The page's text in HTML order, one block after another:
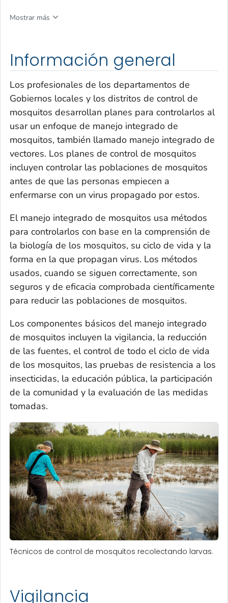
Información general
Los profesionales de los departamentos de
Gobiernos locales y los distritos de control de
mosquitos desarrollan planes para controlarlos al
usar un enfoque de manejo integrado de
mosquitos, también llamado manejo integrado de
vectores. Los planes de control de mosquitos
incluyen controlar las poblaciones de mosquitos
antes de que las personas empiecen a
enfermarse con un virus propagado por estos.
El manejo integrado de mosquitos usa métodos
para controlarlos con base en la comprensión de
la biología de los mosquitos, su ciclo de vida y la
forma en la que propagan virus. Los métodos
usados, cuando se siguen correctamente, son
seguros y de eficacia comprobada científicamente
para reducir las poblaciones de mosquitos.
Los componentes básicos del manejo integrado
de mosquitos incluyen la vigilancia, la reducción
de las fuentes, el control de todo el ciclo de vida
de los mosquitos, las pruebas de resistencia a los
insecticidas, la educación pública, la participación
de la comunidad y la evaluación de las medidas
tomadas.
Técnicos de control de mosquitos recolectando larvas.
Vigilancia
Mostrar más